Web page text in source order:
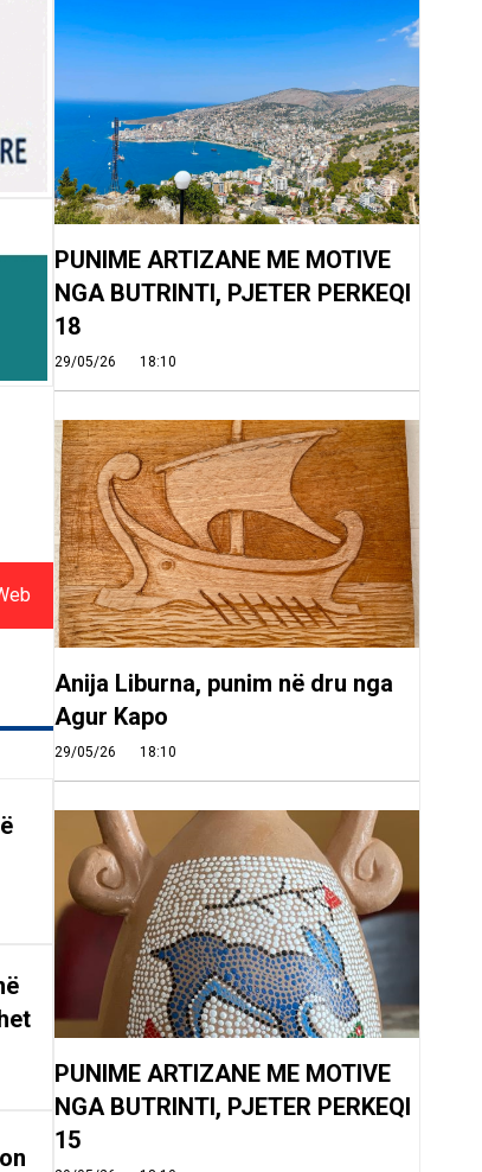
PUNIME ARTIZANE ME MOTIVE
NGA BUTRINTI, PJETER PERKEQI
18
29/05/26 18:10
Anija Liburna, punim në dru nga
Agur Kapo
29/05/26 18:10
PUNIME ARTIZANE ME MOTIVE
NGA BUTRINTI, PJETER PERKEQI
15